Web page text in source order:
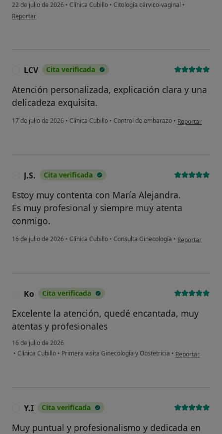
22 de julio de 2026 • Clínica Cubillo • Citología cérvico-vaginal •
en opinión del usuario MDS
Reportar
LCV Cita verificada
Atención personalizada, explicación clara y una
delicadeza exquisita.
17 de julio de 2026 • Clínica Cubillo • Control de embarazo • en opinión del
Reportar
J.S. Cita verificada
Estoy muy contenta con María Alejandra.
Es muy profesional y siempre muy atenta
conmigo.
16 de julio de 2026 • Clínica Cubillo • Consulta Ginecología • en opinión del
Reportar
Ko Cita verificada
Excelente la atención, quedé encantada, muy
atentas y profesionales
16 de julio de 2026
• Clínica Cubillo • Primera visita Ginecología y Obstetricia • en opinión del
Reportar
Y.I Cita verificada
Muy puntual y profesionalismo y dedicada en